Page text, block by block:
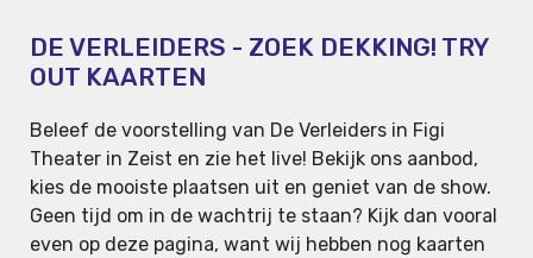
DE VERLEIDERS - ZOEK DEKKING! TRY
OUT KAARTEN
Beleef de voorstelling van De Verleiders in Figi
Theater in Zeist en zie het live! Bekijk ons aanbod,
kies de mooiste plaatsen uit en geniet van de show.
Geen tijd om in de wachtrij te staan? Kijk dan vooral
even op deze pagina, want wij hebben nog kaarten